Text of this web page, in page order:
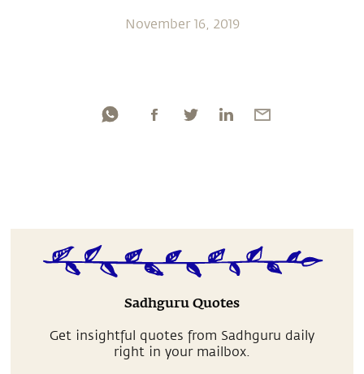
November 16, 2019
Sadhguru Quotes
Get insightful quotes from Sadhguru daily
right in your mailbox.